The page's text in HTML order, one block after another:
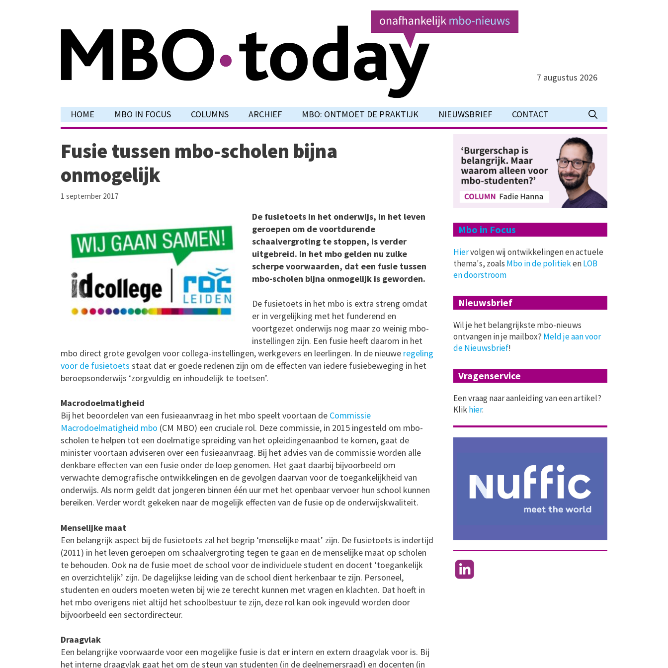
7 augustus 2026
HOME MBO IN FOCUS COLUMNS ARCHIEF MBO: ONTMOET DE PRAKTIJK NIEUWSBRIEF CONTACT
Fusie tussen mbo-scholen bijna
onmogelijk
1 september 2017
De fusietoets in het onderwijs, in het leven
geroepen om de voortdurende
schaalvergroting te stoppen, is verder
uitgebreid. In het mbo gelden nu zulke
scherpe voorwaarden, dat een fusie tussen
mbo-scholen bijna onmogelijk is geworden.
De fusietoets in het mbo is extra streng omdat
er in vergelijking met het funderend en
voortgezet onderwijs nog maar zo weinig mbo-
instellingen zijn. Een fusie heeft daarom in het
mbo direct grote gevolgen voor collega-instellingen, werkgevers en leerlingen. In de nieuwe regeling
voor de fusietoets staat dat er goede redenen zijn om de effecten van iedere fusiebeweging in het
beroepsonderwijs ‘zorgvuldig en inhoudelijk te toetsen’.
Macrodoelmatigheid
Bij het beoordelen van een fusieaanvraag in het mbo speelt voortaan de Commissie
Macrodoelmatigheid mbo (CM MBO) een cruciale rol. Deze commissie, in 2015 ingesteld om mbo-
scholen te helpen tot een doelmatige spreiding van het opleidingenaanbod te komen, gaat de
minister voortaan adviseren over een fusieaanvraag. Bij het advies van de commissie worden alle
denkbare effecten van een fusie onder de loep genomen. Het gaat daarbij bijvoorbeeld om
verwachte demografische ontwikkelingen en de gevolgen daarvan voor de toegankelijkheid van
onderwijs. Als norm geldt dat jongeren binnen één uur met het openbaar vervoer hun school kunnen
bereiken. Verder wordt gekeken naar de mogelijk effecten van de fusie op de onderwijskwaliteit.
Menselijke maat
Een belangrijk aspect bij de fusietoets zal het begrip ‘menselijke maat’ zijn. De fusietoets is indertijd
(2011) in het leven geroepen om schaalvergroting tegen te gaan en de menselijke maat op scholen
te behouden. Ook na de fusie moet de school voor de individuele student en docent ‘toegankelijk
en overzichtelijk’ zijn. De dagelijkse leiding van de school dient herkenbaar te zijn. Personeel,
studenten en ouders moeten weten bij wie ze terecht kunnen met vragen en klachten. Dat hoeft in
het mbo overigens niet altijd het schoolbestuur te zijn, deze rol kan ook ingevuld worden door
bijvoorbeeld een sectordirecteur.
Draagvlak
Een belangrijke voorwaarde voor een mogelijke fusie is dat er intern en extern draagvlak voor is. Bij
het interne draagvlak gaat het om de steun van studenten (in de deelnemersraad) en docenten (in
Mbo in Focus
Hiervolgen wij ontwikkelingen en actuele
thema's, zoals Mbo in de politiekenLOB
en doorstroom
Nieuwsbrief
Wil je het belangrijkste mbo-nieuws
ontvangen in je mailbox? Meld je aan voor
de Nieuwsbrief!
Vragenservice
Een vraag naar aanleiding van een artikel?
Klikhier.